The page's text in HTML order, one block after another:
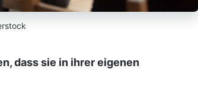
dass sie in ihrer eigenen